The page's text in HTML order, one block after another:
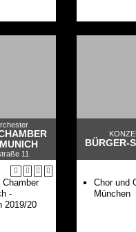
11
-
2019/20
BÜRGER-
Chor und
München